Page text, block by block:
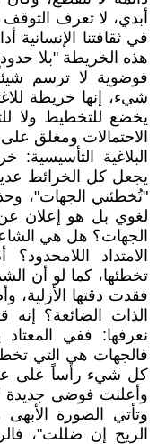
أبدي، لا تعرف
في ثقافتنا الإنسانية
هذه الخريطة "بلا
فوضوية لا ترسم
شيء، إنها خريطة
يخضع للتخطيط ولا
الاحتمالات ومغلق
البلاغية التأسيسية:
يجعل كل الخرائط
"تُخطئني الجهات"،
لغوي بل هو إعلان
الجهات؟ هل هي
الامتداد
تخطئها، كما لو أن
فقدت دقتها
الذات الضائعة؟ إنه
نعرفها: ففي
فالجهات هي التي
كل شيء رأساً على
وأعلنت فوضى جديدة
وتأتي الصورة
الريح إن ضللت"،